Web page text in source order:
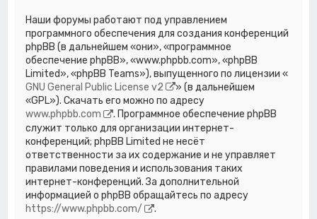
Наши форумы работают под управлением
программного обеспечения для создания конференций
phpBB (в дальнейшем «они», «программное
обеспечение phpBB», «www.phpbb.com», «phpBB
Limited», «phpBB Teams»), выпущенного по лицензии «
GNU General Public License v2
» (в дальнейшем
«GPL»). Скачать его можно по адресу
www.phpbb.com
. Программное обеспечение phpBB
служит только для организации интернет-
конференций; phpBB Limited не несёт
ответственности за их содержание и не управляет
правилами поведения и использования таких
интернет-конференций. За дополнительной
информацией о phpBB обращайтесь по адресу
https://www.phpbb.com/
.